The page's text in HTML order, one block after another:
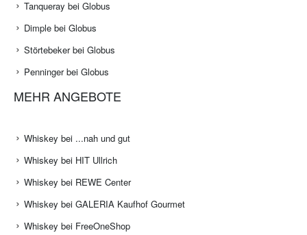
Tanqueray bei Globus
Dimple bei Globus
Störtebeker bei Globus
Penninger bei Globus
MEHR ANGEBOTE
Whiskey bei ...nah und gut
Whiskey bei HIT Ullrich
Whiskey bei REWE Center
Whiskey bei GALERIA Kaufhof Gourmet
Whiskey bei FreeOneShop